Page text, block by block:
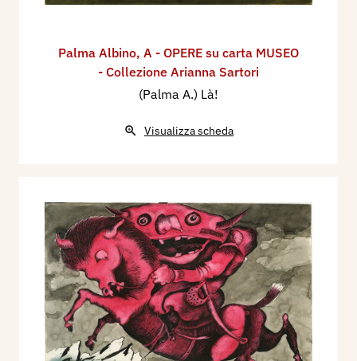
Palma Albino, A - OPERE su carta MUSEO
- Collezione Arianna Sartori
(Palma A.) Là!
Visualizza scheda